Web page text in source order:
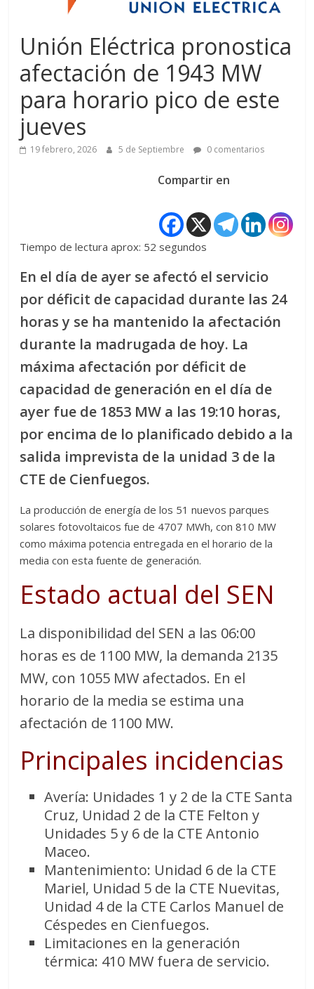
Unión Eléctrica pronostica
afectación de 1943 MW
para horario pico de este
jueves
19 febrero, 2026 5 de Septiembre 0 comentarios
Compartir en
Tiempo de lectura aprox: 52 segundos
En el día de ayer se afectó el servicio
por déficit de capacidad durante las 24
horas y se ha mantenido la afectación
durante la madrugada de hoy. La
máxima afectación por déficit de
capacidad de generación en el día de
ayer fue de 1853 MW a las 19:10 horas,
por encima de lo planificado debido a la
salida imprevista de la unidad 3 de la
CTE de Cienfuegos.
La producción de energía de los 51 nuevos parques
solares fotovoltaicos fue de 4707 MWh, con 810 MW
como máxima potencia entregada en el horario de la
media con esta fuente de generación.
Estado actual del SEN
La disponibilidad del SEN a las 06:00
horas es de 1100 MW, la demanda 2135
MW, con 1055 MW afectados. En el
horario de la media se estima una
afectación de 1100 MW.
Principales incidencias
Avería: Unidades 1 y 2 de la CTE Santa
Cruz, Unidad 2 de la CTE Felton y
Unidades 5 y 6 de la CTE Antonio
Maceo.
Mantenimiento: Unidad 6 de la CTE
Mariel, Unidad 5 de la CTE Nuevitas,
Unidad 4 de la CTE Carlos Manuel de
Céspedes en Cienfuegos.
Limitaciones en la generación
térmica: 410 MW fuera de servicio.